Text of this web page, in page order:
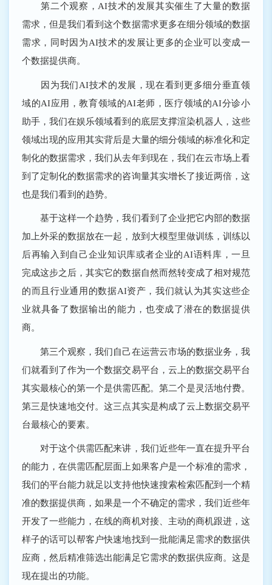
第二个观察，AI技术的发展其实催生了大量的数据
需求，但是我们看到这个数据需求更多在细分领域的数据
需求，同时因为AI技术的发展让更多的企业可以变成一
个数据提供商。
因为我们AI技术的发展，现在看到更多细分垂直领
域的AI应用，教育领域的AI老师，医疗领域的AI分诊小
助手，我们在娱乐领域看到的底层支撑渲染机器人，这些
领域出现的应用其实背后是大量的细分领域的标准化和定
制化的数据需求，我们从去年到现在，我们在云市场上看
到了定制化的数据需求的咨询量其实增长了接近两倍，这
也是我们看到的趋势。
基于这样一个趋势，我们看到了企业把它内部的数据
加上外采的数据放在一起，放到大模型里做训练，训练以
后再输入到自己企业知识库或者企业的AI语料库，一旦
完成这步之后，其实它的数据自然而然转变成了相对规范
的而且行业通用的数据AI资产，我们就认为其实这些企
业就具备了数据输出的能力，也变成了潜在的数据提供
商。
第三个观察，我们自己在运营云市场的数据业务，我
们就看到了作为一个数据交易平台，云上的数据交易平台
其实最核心的第一个是供需匹配。第二个是灵活地付费。
第三是快速地交付。这三点其实是构成了云上数据交易平
台最核心的要素。
对于这个供需匹配来讲，我们近些年一直在提升平台
的能力，在供需匹配层面上如果客户是一个标准的需求，
我们的平台能力就足以支持他快速搜索检索匹配到一个精
准的数据提供商，如果是一个不确定的需求，我们近些年
开发了一些能力，在线的商机对接、主动的商机跟进，这
样子的话可以帮客户快速地找到一批能满足需求的数据供
应商，然后精准筛选出能满足它需求的数据供应商。这是
现在提出的功能。